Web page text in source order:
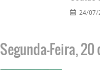
24/07/
Segunda-Feira,